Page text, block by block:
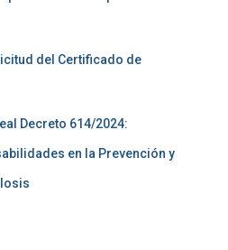
del Certificado de
Decreto 614/2024:
en la Prevención y